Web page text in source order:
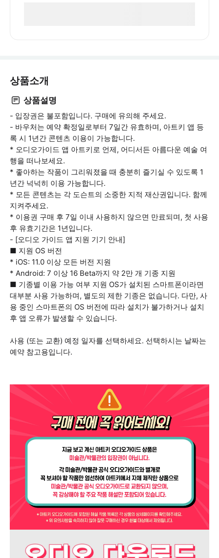
상품소개
상품설명
- 입장권은 불포함입니다. 구매에 유의해 주세요.
- 바우처는 예약 확정일로부터 7일간 유효하며, 아트키 앱 등
록 시 1년간 콘텐츠 이용이 가능합니다.
* 오디오가이드 앱 아트키로 언제, 어디서든 아름다운 예술 여
행을 떠나보세요.
* 좋아하는 작품이 그리워졌을 때 충분히 즐기실 수 있도록 1
년간 넉넉히 이용 가능합니다.
* 모든 콘텐츠는 각 도슨트의 소중한 지적 재산권입니다. 함께
지켜주세요.
* 이용권 구매 후 7일 이내 사용하지 않으면 만료되며, 첫 사용
후 유효기간은 1년입니다.
- [오디오 가이드 앱 지원 기기 안내]
■ 지원 OS 버전
* iOS: 11.0 이상 모든 버전 지원
* Android: 7 이상 16 Beta까지 약 2만 개 기종 지원
■ 기종별 이용 가능 여부 지원 OS가 설치된 스마트폰이라면
대부분 사용 가능하며, 별도의 제한 기종은 없습니다. 다만, 사
용 중인 스마트폰의 OS 버전에 따라 설치가 불가하거나 설치
후 앱 오류가 발생할 수 있습니다.
사용 (또는 교환) 예정 일자를 선택하세요. 선택하시는 날짜는
예약 참고용입니다.